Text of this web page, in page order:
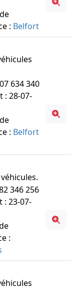
: Belfort
634 340
: 28-07-
: Belfort
346 256
: 23-07-
: